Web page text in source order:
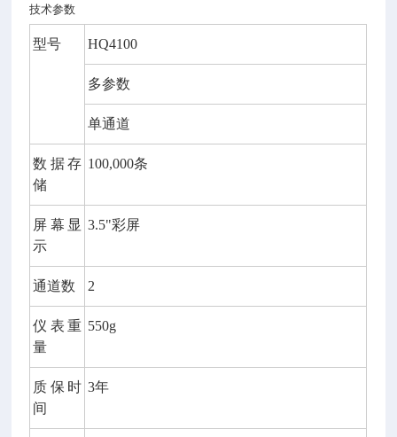
技术参数
型号 HQ4100
多参数
单通道
数据存
储
100,000条
屏幕显
示
3.5"彩屏
通道数 2
仪表重
量
550g
质保时
间
3年